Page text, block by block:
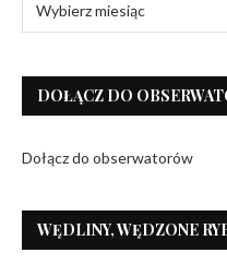
DOŁĄCZ DO
Dołącz do obserwatorów
WĘDLINY, WĘDZONE